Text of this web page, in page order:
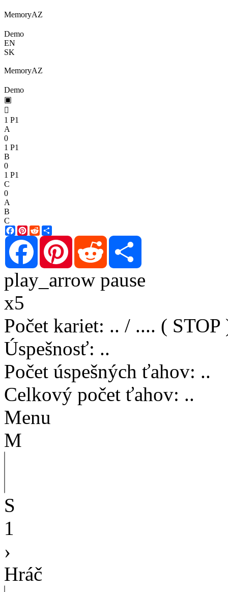
MemoryAZ
Demo
EN
SK
MemoryAZ
Demo
▣

1 P1
A
0
1 P1
B
0
1 P1
C
0
A
B
C
Facebook
Pinterest
Reddit
Facebook
Pinterest Reddit
play_arrow pause
x5
Počet kariet: .. / .... ( STOP
Úspešnosť: ..
Počet úspešných ťahov: ..
Celkový počet ťahov: ..
Menu
M
S
1
›
Hráč